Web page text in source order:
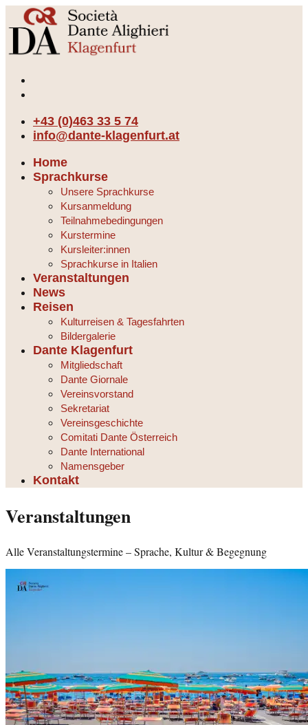
+43 (0)463 33 5 74
info@dante-klagenfurt.at
Home
Sprachkurse
Unsere Sprachkurse
Kursanmeldung
Teilnahmebedingungen
Kurstermine
Kursleiter:innen
Sprachkurse in Italien
Veranstaltungen
News
Reisen
Kulturreisen & Tagesfahrten
Bildergalerie
Dante Klagenfurt
Mitgliedschaft
Dante Giornale
Vereinsvorstand
Sekretariat
Vereinsgeschichte
Comitati Dante Österreich
Dante International
Namensgeber
Kontakt
Veranstaltungen
Alle Veranstaltungstermine – Sprache, Kultur & Begegnung